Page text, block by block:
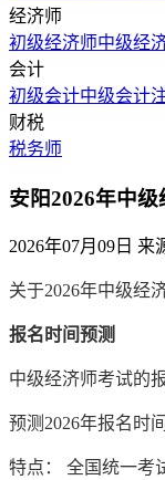
经济师
初级经济师中级经
会计
初级会计中级会计
财税
税务师
安阳2026年中
2026年07月09日 来
关于2026年中级经
报名时间预测
中级经济师考试的
预测2026年报名时
特点： 全国统一考